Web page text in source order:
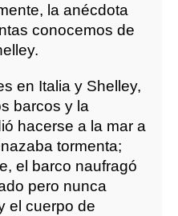
la anécdota
conocemos de
en Italia y Shelley,
barcos y la
hacerse a la mar a
tormenta;
el barco naufragó
pero nunca
el cuerpo de